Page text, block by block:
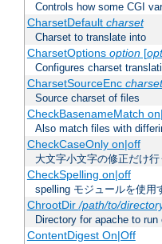
Controls how some CGI
CharsetDefault charset
Charset to translate into
CharsetOptions option[
Configures charset
CharsetSourceEnc charset
Source charset of files
CheckBasenameMatch
Also match files with
CheckCaseOnly on|off
大文字小文字の修正だけ
CheckSpelling on|off
spelling モジュールを使用
ChrootDir/path/to/
Directory for apache to
ContentDigest On|Off